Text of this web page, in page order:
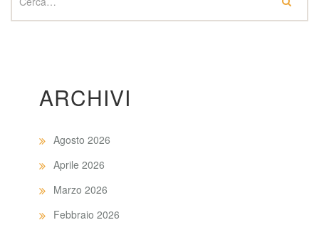
ARCHIVI
Agosto 2026
Aprile 2026
Marzo 2026
Febbraio 2026